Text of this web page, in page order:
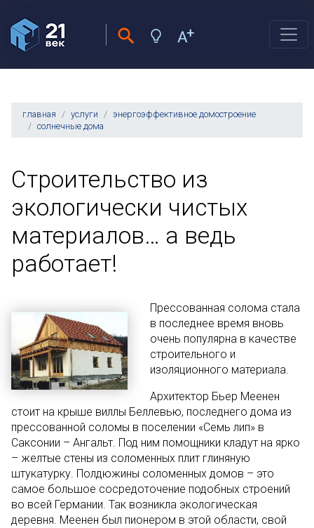
главная услуги
энергоэффективное домостроение
солнечные дома
Строительство из
экологически чистых
материалов… а ведь
работает!
Прессованная солома стала
в последнее время вновь
очень популярна в качестве
строительного и
изоляционного материала.
Архитектор Бьер Меенен
стоит на крыше виллы Беллевью, последнего дома из
прессованной соломы в поселении «Семь лип» в
Саксонии – Ангальт. Под ним помощники кладут на ярко
– желтые стены из соломенных плит глиняную
штукатурку. Полдюжины соломенных домов – это
самое большое сосредоточение подобных строений
во всей Германии. Так возникла экологическая
деревня. Меенен был пионером в этой области, свой